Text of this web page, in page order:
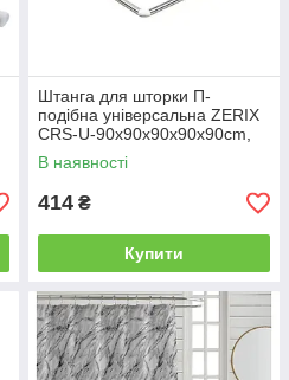
Штанга для шторки П-
подібна універсальна ZERIX
CRS-U-90x90x90x90x90cm,
90x180cm, 270cm (неіржавка
сталь) (ZX6103)
В наявності
414 ₴
Купити